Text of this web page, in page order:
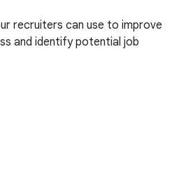
recruiters can use to improve
and identify potential job